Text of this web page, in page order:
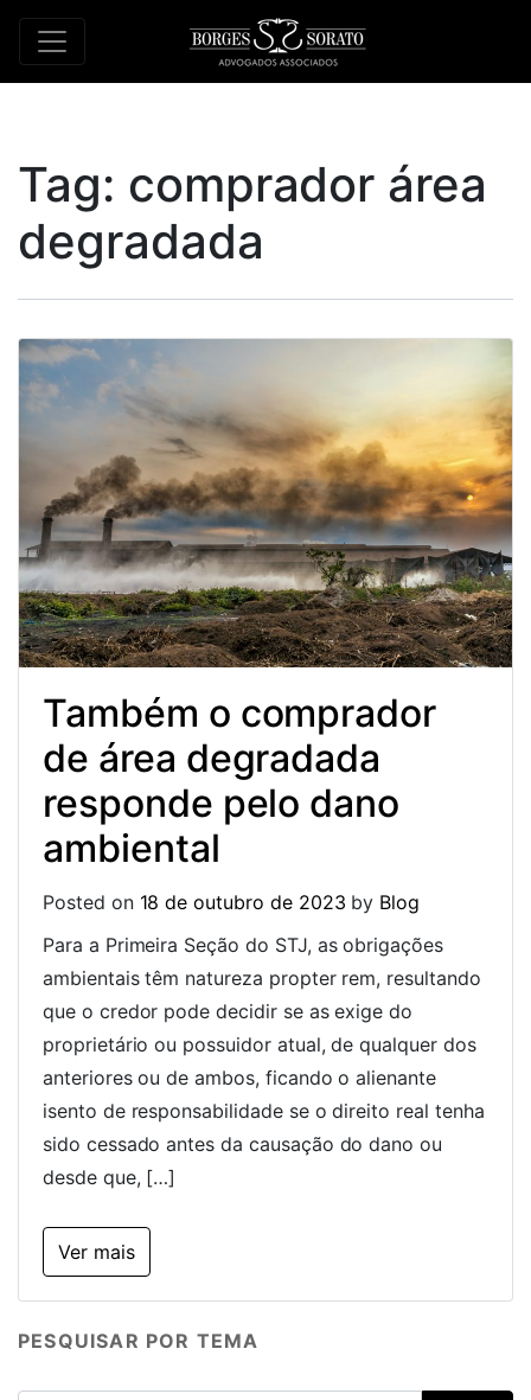
Tag: comprador área
degradada
Também o comprador
de área degradada
responde pelo dano
ambiental
Posted on 18 de outubro de 2023 by Blog
Para a Primeira Seção do STJ, as obrigações
ambientais têm natureza propter rem, resultando
que o credor pode decidir se as exige do
proprietário ou possuidor atual, de qualquer dos
anteriores ou de ambos, ficando o alienante
isento de responsabilidade se o direito real tenha
sido cessado antes da causação do dano ou
desde que, […]
Ver mais
PESQUISAR POR TEMA